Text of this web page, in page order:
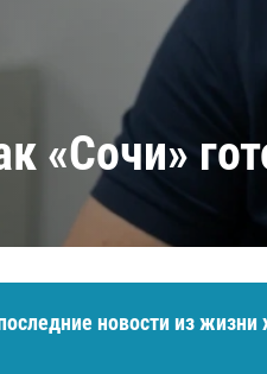
«Сочи»
новости из жизни